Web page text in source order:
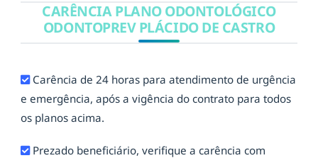
CARÊNCIA PLANO ODONTOLÓGICO
ODONTOPREV PLÁCIDO DE CASTRO
Carência de 24 horas para atendimento de urgência
e emergência, após a vigência do contrato para todos
os planos acima.
Prezado beneficiário, verifique a carência com